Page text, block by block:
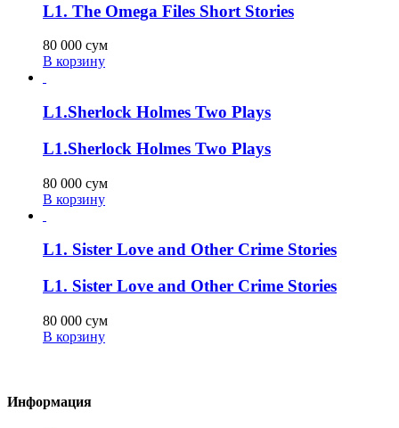
L1. The Omega Files Short Stories
80 000 сум
В корзину
L1.Sherlock Holmes Two Plays
L1.Sherlock Holmes Two Plays
80 000 сум
В корзину
L1. Sister Love and Other Crime Stories
L1. Sister Love and Other Crime Stories
80 000 сум
В корзину
Информация